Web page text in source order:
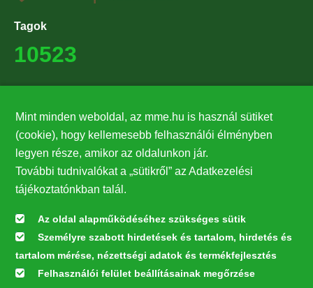
Tagok
10523
27224
Hírlevél feliratkozás
Értesüljön elsőként legfrissebb híreinkről, eseményeinkről!
Feliratkozás
Mint minden weboldal, az mme.hu is használ sütiket
(cookie), hogy kellemesebb felhasználói élményben
legyen része, amikor az oldalunkon jár.
További tudnivalókat a „sütikről” az Adatkezelési
tájékoztatónkban talál.
Az oldal alapműködéséhez szükséges sütik
Személyre szabott hirdetések és tartalom, hirdetés és
tartalom mérése, nézettségi adatok és termékfejlesztés
Felhasználói felület beállításainak megőrzése